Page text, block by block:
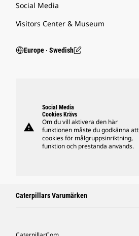
Social Media
Visitors Center & Museum
Europe ‧ Swedish
warning
Social Media
Cookies Krävs
Om du vill aktivera den här
funktionen måste du godkänna att
cookies för målgruppsinriktning,
funktion och prestanda används.
Caterpillars Varumärken